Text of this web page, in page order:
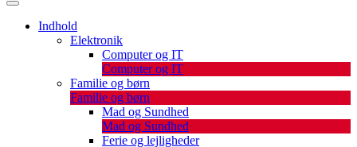
Indhold
Elektronik
Computer og IT
Computer og IT
Familie og børn
Familie og børn
Mad og Sundhed
Mad og Sundhed
Ferie og lejligheder